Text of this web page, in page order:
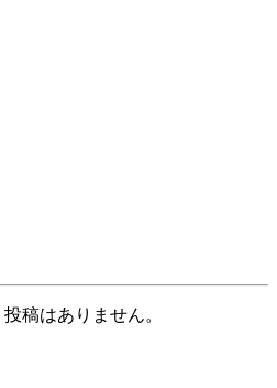
稿はありません。